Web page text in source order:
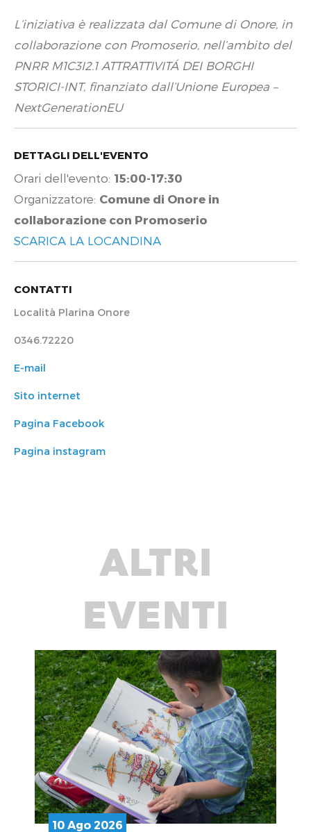
L’iniziativa è realizzata dal Comune di Onore, in
collaborazione con Promoserio, nell’ambito del
PNRR M1C3I2.1 ATTRATTIVITÁ DEI BORGHI
STORICI-INT, finanziato dall’Unione Europea –
NextGenerationEU
DETTAGLI DELL'EVENTO
Orari dell'evento: 15:00-17:30
Organizzatore: Comune di Onore in
collaborazione con Promoserio
SCARICA LA LOCANDINA
CONTATTI
Località Plarina Onore
0346.72220
E-mail
Sito internet
Pagina Facebook
Pagina instagram
ALTRI
EVENTI
10 Ago 2026